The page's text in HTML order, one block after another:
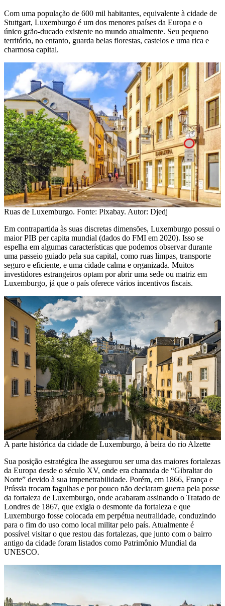
Com uma população de 600 mil habitantes, equivalente à cidade de
Stuttgart, Luxemburgo é um dos menores países da Europa e o
único grão-ducado existente no mundo atualmente. Seu pequeno
território, no entanto, guarda belas florestas, castelos e uma rica e
charmosa capital.
Ruas de Luxemburgo. Fonte: Pixabay. Autor: Djedj
Em contrapartida às suas discretas dimensões, Luxemburgo possui o
maior PIB per capita mundial (dados do FMI em 2020). Isso se
espelha em algumas características que podemos observar durante
uma passeio guiado pela sua capital, como ruas limpas, transporte
seguro e eficiente, e uma cidade calma e organizada. Muitos
investidores estrangeiros optam por abrir uma sede ou matriz em
Luxemburgo, já que o país oferece vários incentivos fiscais.
A parte histórica da cidade de Luxemburgo, à beira do rio Alzette
Sua posição estratégica lhe assegurou ser uma das maiores fortalezas
da Europa desde o século XV, onde era chamada de “Gibraltar do
Norte” devido à sua impenetrabilidade. Porém, em 1866, França e
Prússia trocam fagulhas e por pouco não declaram guerra pela posse
da fortaleza de Luxemburgo, onde acabaram assinando o Tratado de
Londres de 1867, que exigia o desmonte da fortaleza e que
Luxemburgo fosse colocada em perpétua neutralidade, conduzindo
para o fim do uso como local militar pelo país. Atualmente é
possível visitar o que restou das fortalezas, que junto com o bairro
antigo da cidade foram listados como Patrimônio Mundial da
UNESCO.